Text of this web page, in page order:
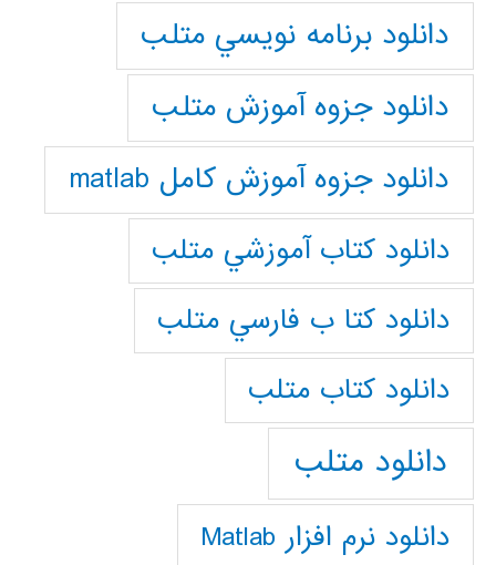
دانلود برنامه نويسي متلب
دانلود جزوه آموزش متلب
دانلود جزوه آموزش کامل matlab
دانلود كتاب آموزشي متلب
دانلود كتا ب فارسي متلب
دانلود كتاب متلب
دانلود متلب
دانلود نرم افزار Matlab